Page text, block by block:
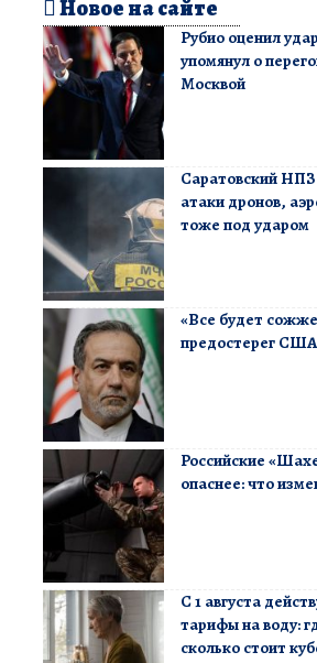
Новое на сайте
Рубио оценил
упомянул о
Москвой
Саратовский НПЗ
атаки дронов,
тоже под ударом
«Все будет
предостерег
Российские
опаснее: что
С 1 августа
тарифы на воду:
сколько стоит